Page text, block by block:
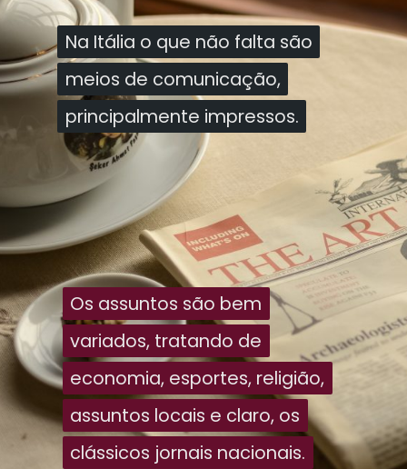
Na Itália o que não falta são
meios de comunicação,
principalmente impressos.
Na Itália o que não falta são
meios de comunicação,
principalmente impressos.
Os assuntos são bem
variados, tratando de
economia, esportes, religião,
assuntos locais e claro, os
clássicos jornais nacionais.
Os assuntos são bem
variados, tratando de
economia, esportes, religião,
assuntos locais e claro, os
clássicos jornais nacionais.